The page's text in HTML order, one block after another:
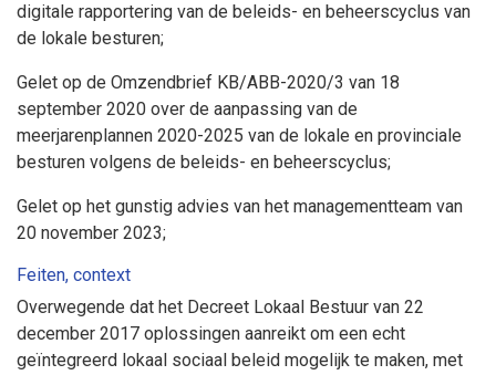
digitale rapportering van de beleids- en beheerscyclus van
de lokale besturen;
Gelet op de Omzendbrief KB/ABB-2020/3 van 18
september 2020 over de aanpassing van de
meerjarenplannen 2020-2025 van de lokale en provinciale
besturen volgens de beleids- en beheerscyclus;
Gelet op het gunstig advies van het managementteam van
20 november 2023;
Feiten, context
Overwegende dat het Decreet Lokaal Bestuur van 22
december 2017 oplossingen aanreikt om een echt
geïntegreerd lokaal sociaal beleid mogelijk te maken, met